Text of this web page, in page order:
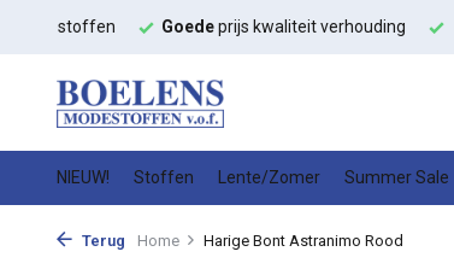
modestoffen Goedeprijs kwaliteit verhouding
NIEUW! Stoffen Lente/Zomer Summer Sale
Terug Home Harige Bont Astranimo Rood